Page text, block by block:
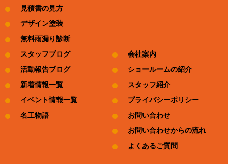
見積書の見方
デザイン塗装
無料雨漏り診断
スタッフブログ
活動報告ブログ
新着情報一覧
イベント情報一覧
名工物語
会社案内
ショールームの紹介
スタッフ紹介
プライバシーポリシー
お問い合わせ
お問い合わせからの流れ
よくあるご質問